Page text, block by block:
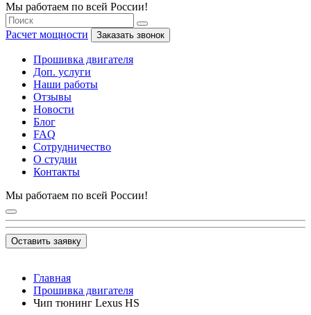
Мы работаем по всей России!
Расчет мощности Заказать звонок
Прошивка двигателя
Доп. услуги
Наши работы
Отзывы
Новости
Блог
FAQ
Сотрудничество
О студии
Контакты
Мы работаем по всей России!
Оставить заявку
Главная
Прошивка двигателя
Чип тюнинг Lexus HS